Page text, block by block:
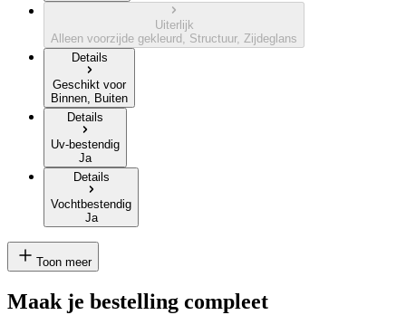
Uiterlijk
Alleen voorzijde gekleurd, Structuur, Zijdeglans
Details
Geschikt voor
Binnen, Buiten
Details
Uv-bestendig
Ja
Details
Vochtbestendig
Ja
Toon meer
Maak je bestelling compleet